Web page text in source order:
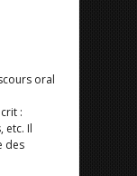
oral
:
etc. Il
des